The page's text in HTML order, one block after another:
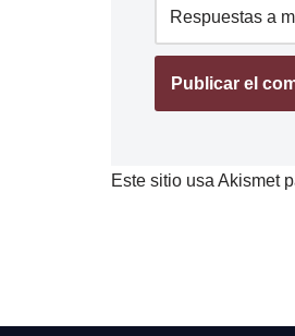
Este sitio usa Akismet